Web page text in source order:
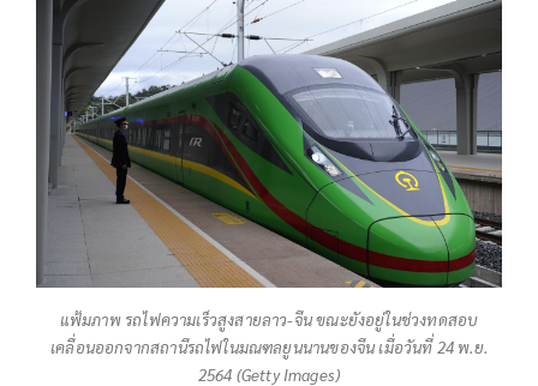
แฟ้มภาพ รถไฟความเร็วสูงสายลาว-จีน ขณะยังอยู่ในช่วงทดสอบ
เคลื่อนออกจากสถานีรถไฟในมณฑลยูนนานของจีน เมื่อวันที่ 24 พ.ย.
2564 (Getty Images)